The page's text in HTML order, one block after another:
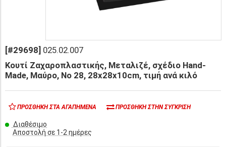
[#29698] 025.02.007
Κουτί Ζαχαροπλαστικής, Μεταλιζέ, σχέδιο Hand-
Made, Μαύρο, No 28, 28x28x10cm, τιμή ανά κιλό
ΠΡΟΣΘΉΚΗ ΣΤΑ ΑΓΑΠΗΜΈΝΑ ΠΡΟΣΘΉΚΗ ΣΤΗΝ ΣΎΓΚΡΙΣΗ
Διαθέσιμο
Αποστολή σε 1-2 ημέρες